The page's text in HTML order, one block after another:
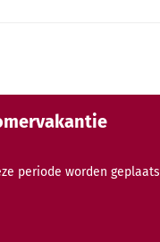
periode worden